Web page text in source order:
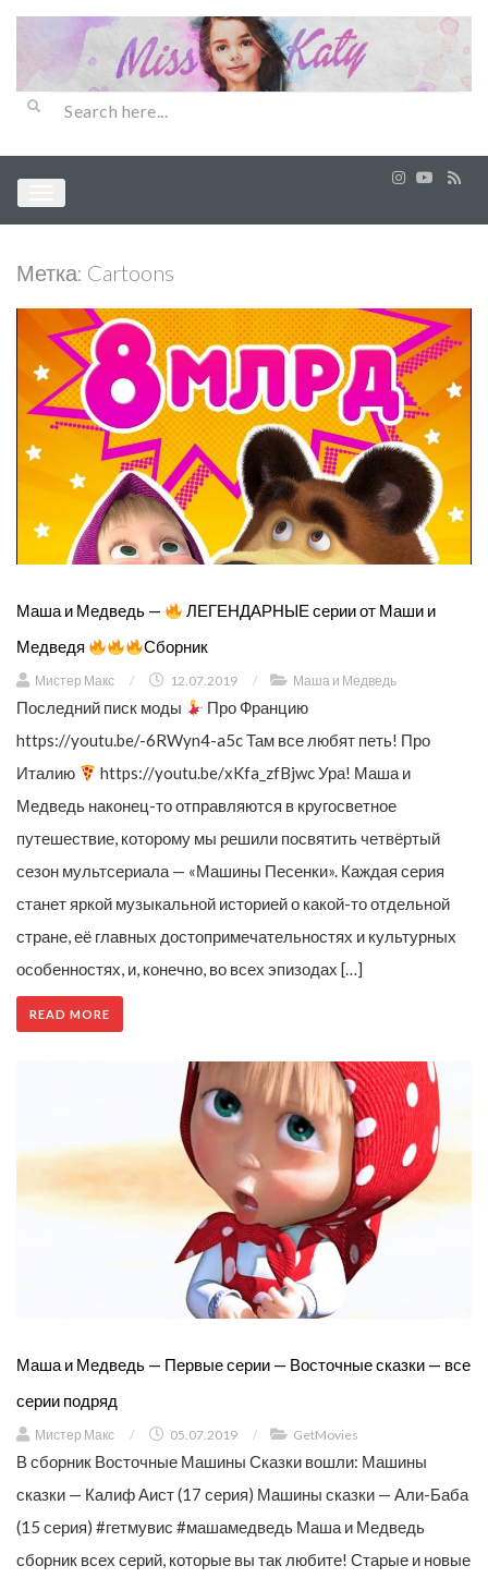
Метка: Cartoons
Маша и Медведь —
ЛЕГЕНДАРНЫЕ серии от Маши и
Медведя
Сборник
Мистер Макс / 12.07.2019 / Маша и Медведь
Последний писк моды
Про Францию
https://youtu.be/-6RWyn4-a5c Там все любят петь! Про
Италию
https://youtu.be/xKfa_zfBjwc Ура! Маша и
Медведь наконец-то отправляются в кругосветное
путешествие, которому мы решили посвятить четвёртый
сезон мультсериала — «Машины Песенки». Каждая серия
станет яркой музыкальной историей о какой-то отдельной
стране, её главных достопримечательностях и культурных
особенностях, и, конечно, во всех эпизодах […]
READ MORE
Маша и Медведь — Первые серии — Восточные сказки — все
серии подряд
Мистер Макс / 05.07.2019 / GetMovies
В сборник Восточные Машины Сказки вошли: Машины
сказки — Калиф Аист (17 серия) Машины сказки — Али-Баба
(15 серия) #гетмувис #машамедведь Маша и Медведь
сборник всех серий, которые вы так любите! Старые и новые